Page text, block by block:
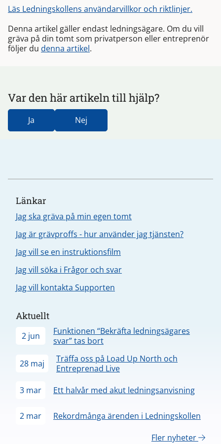
Läs Ledningskollens användarvillkor och riktlinjer.
Denna artikel gäller endast ledningsägare. Om du vill
gräva på din tomt som privatperson eller entreprenör
följer du denna artikel.
Var den här artikeln till hjälp?
Ja Nej
Länkar
Jag ska gräva på min egen tomt
Jag är grävproffs - hur använder jag tjänsten?
Jag vill se en instruktionsfilm
Jag vill söka i Frågor och svar
Jag vill kontakta Supporten
Aktuellt
2 jun
Funktionen “Bekräfta ledningsägares
svar” tas bort
28 maj
Träffa oss på Load Up North och
Entreprenad Live
3 mar
Ett halvår med akut ledningsanvisning
2 mar
Rekordmånga ärenden i Ledningskollen
Fler nyheter